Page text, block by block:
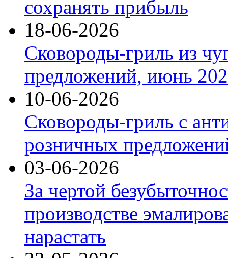
сохранять прибыль
18-06-2026
Сковороды-гриль из
предложений, июнь
10-06-2026
Сковороды-гриль с
розничных
03-06-2026
За чертой
производстве
нарастать